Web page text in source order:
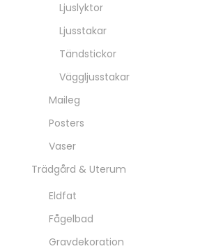
Ljuslyktor
Ljusstakar
Tändstickor
Väggljusstakar
Maileg
Posters
Vaser
Trädgård & Uterum
Eldfat
Fågelbad
Gravdekoration